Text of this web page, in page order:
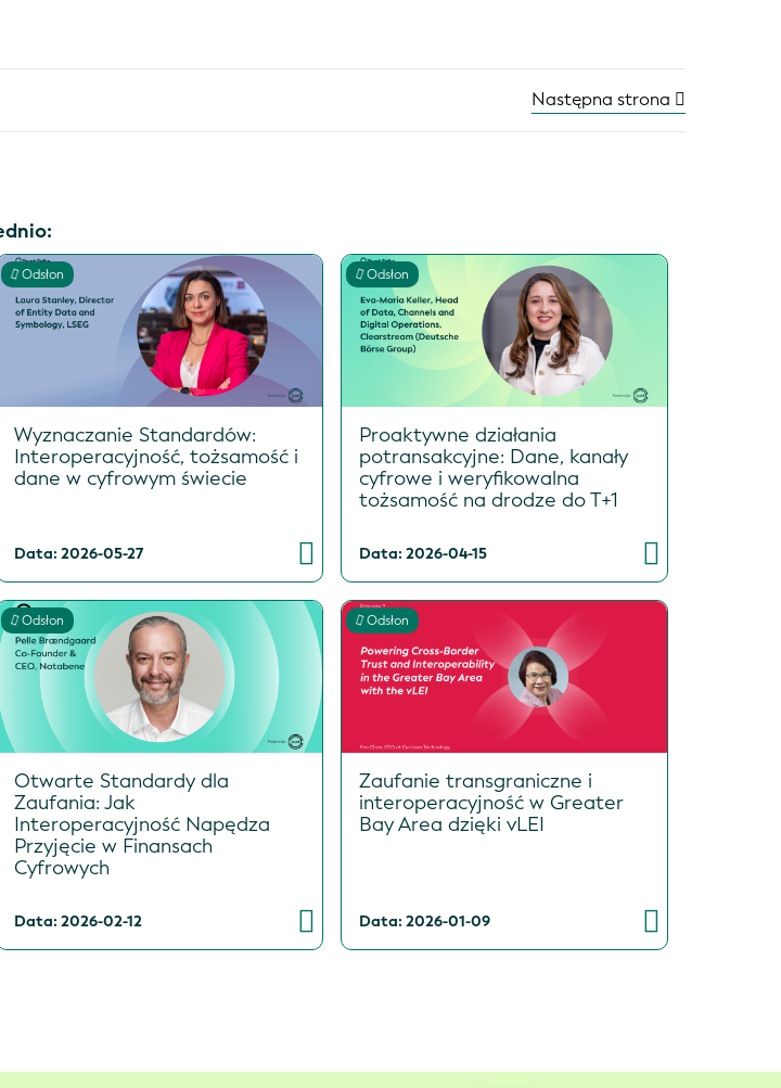
Następna strona
Odsłon
Wyznaczanie Standardów:
Interoperacyjność, tożsamość i
dane w cyfrowym świecie
Data: 2026-05-27
Odsłon
Proaktywne działania
potransakcyjne: Dane, kanały
cyfrowe i weryfikowalna
tożsamość na drodze do T+1
Data: 2026-04-15
Odsłon
Otwarte Standardy dla
Zaufania: Jak
Interoperacyjność Napędza
Przyjęcie w Finansach
Cyfrowych
Data: 2026-02-12
Odsłon
Zaufanie transgraniczne i
interoperacyjność w Greater
Bay Area dzięki vLEI
Data: 2026-01-09